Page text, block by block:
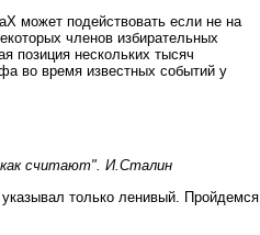
может подействовать если не на
членов избирательных
позиция нескольких тысяч
во время известных событий у
считают". И.Сталин
только ленивый. Пройдемся